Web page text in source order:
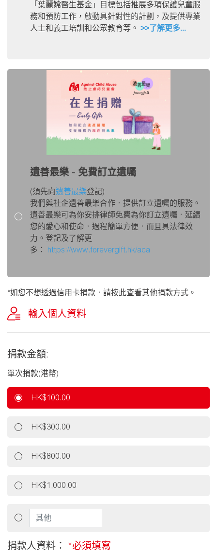
「葉麗嫦醫生基金」目標包括推展多項保護兒童服
務和預防工作，啟動具針對性的計劃，及提供專業
人士和義工培訓和公眾教育等。 >>了解更多...
遺善最樂 - 免費訂立遺囑
(須先向遺善最樂登記)
我們與社企遺善最樂合作，提供訂立遺囑的服務。
遺善最樂可為你安排律師免費為你訂立遺囑，延續
您的愛心和使命，過程簡單方便，而且具法律效
力。 登記及了解更
多：
https://www.forevergift.hk/aca
*如您不想透過信用卡捐款，請按此查看其他捐款方式。
輸入個人資料
捐款金額:
單次捐款(港幣)
HK$100.00
HK$300.00
HK$800.00
HK$1,000.00
捐款人資料： *必須填寫